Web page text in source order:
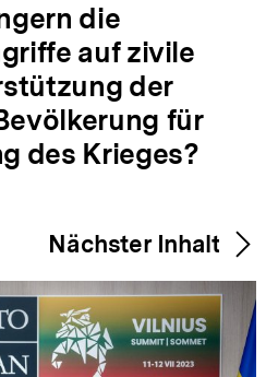
die
auf zivile
der
für
des Krieges?
Nächster Inhalt